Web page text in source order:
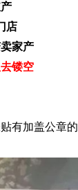
店
家产
镂空
有加盖公章的